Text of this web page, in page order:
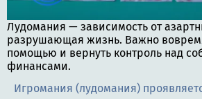
Лудомания — зависимость от
разрушающая жизнь. Важно
помощью и вернуть контроль над
финансами.
Игромания (лудомания)